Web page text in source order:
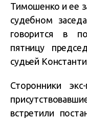
Тимошенко и ее
судебном
говорится в
пятницу
судьей
Сторонники
встретили